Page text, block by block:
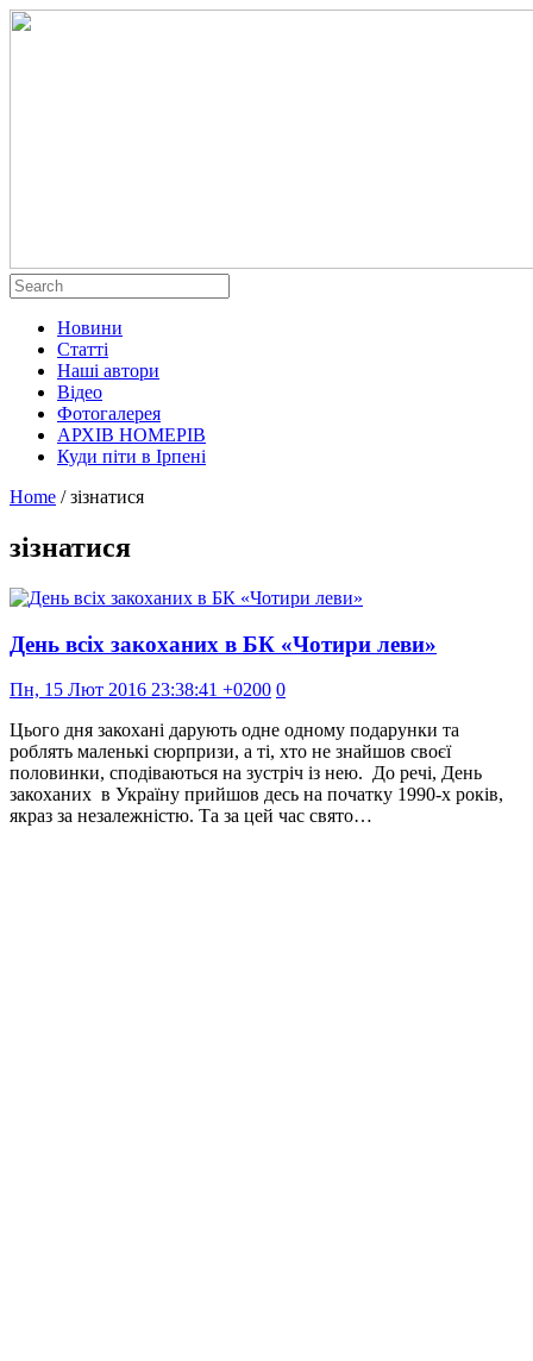
Новини
Статті
Наші автори
Відео
Фотогалерея
АРХІВ НОМЕРІВ
Куди піти в Ірпені
Home / зізнатися
зізнатися
День всіх закоханих в БК «Чотири леви»
Пн, 15 Лют 2016 23:38:41 +0200 0
Цього дня закохані дарують одне одному подарунки та
роблять маленькі сюрпризи, а ті, хто не знайшов своєї
половинки, сподіваються на зустріч із нею. До речі, День
закоханих в Україну прийшов десь на початку 1990-х років,
якраз за незалежністю. Та за цей час свято…